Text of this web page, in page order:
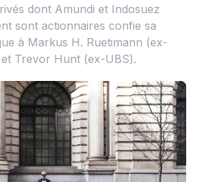
dont Amundi et Indosuez
sont actionnaires confie sa
à Markus H. Ruetimann (ex-
Trevor Hunt (ex-UBS).